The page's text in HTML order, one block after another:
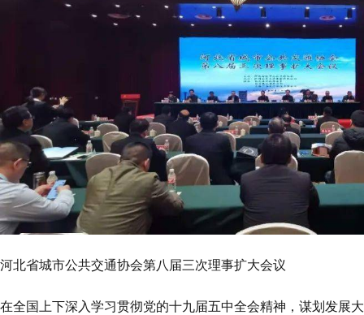
河北省城市公共交通协会第八届三次理事扩大会议
在全国上下深入学习贯彻党的十九届五中全会精神，谋划发展